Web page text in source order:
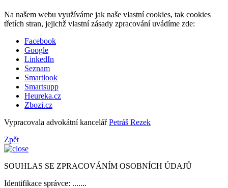
Na našem webu využíváme jak naše vlastní cookies, tak cookies
třetích stran, jejichž vlastní zásady zpracování uvádíme zde:
Facebook
Google
LinkedIn
Seznam
Smartlook
Smartsupp
Heureka.cz
Zbozi.cz
Vypracovala advokátní kancelářPetráš Rezek
Zpět
SOUHLAS SE ZPRACOVÁNÍM OSOBNÍCH ÚDAJŮ
Identifikace správce: .......